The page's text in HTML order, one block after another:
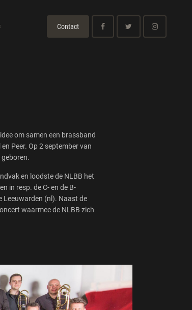
Contact
om samen een brassband
Peer. Op 2 september van
en loodste de NLBB het
in resp. de C- en de B-
Leeuwarden (nl). Naast de
waarmee de NLBB zich